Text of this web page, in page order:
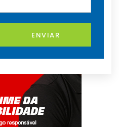
ENVIAR